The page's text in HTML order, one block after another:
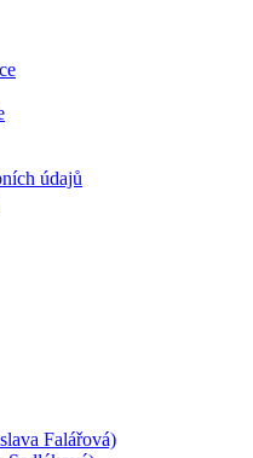
údajů
Falářová)